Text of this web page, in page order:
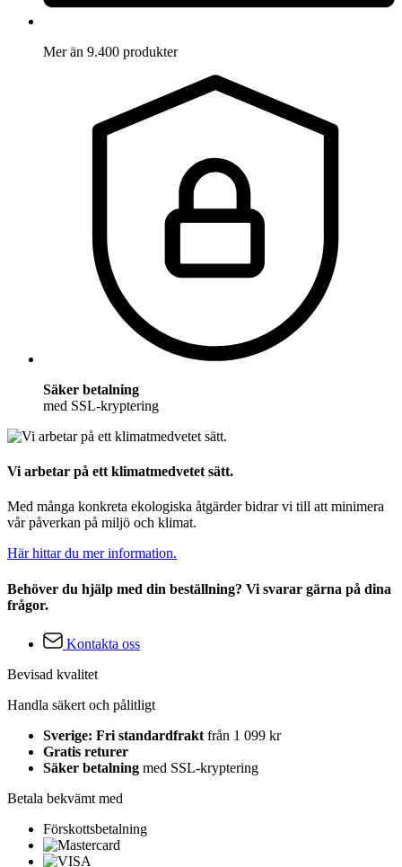
Mer än 9.400 produkter
Säker betalning
med SSL-kryptering
Vi arbetar på ett klimatmedvetet sätt.
Med många konkreta ekologiska åtgärder bidrar vi till att minimera
vår påverkan på miljö och klimat.
Här hittar du mer information.
Behöver du hjälp med din beställning? Vi svarar gärna på dina
frågor.
Kontakta oss
Bevisad kvalitet
Handla säkert och pålitligt
Sverige: Fri standardfrakt från 1 099 kr
Gratis returer
Säker betalning med SSL-kryptering
Betala bekvämt med
Förskottsbetalning